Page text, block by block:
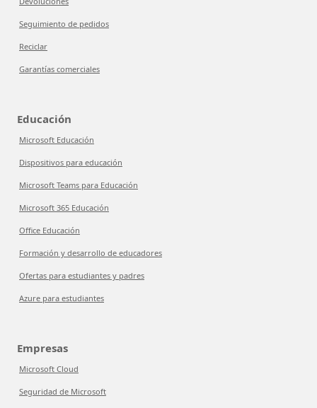
Seguimiento de pedidos
Reciclar
Garantías comerciales
Educación
Microsoft Educación
Dispositivos para educación
Microsoft Teams para Educación
Microsoft 365 Educación
Office Educación
Formación y desarrollo de educadores
Ofertas para estudiantes y padres
Azure para estudiantes
Empresas
Microsoft Cloud
Seguridad de Microsoft